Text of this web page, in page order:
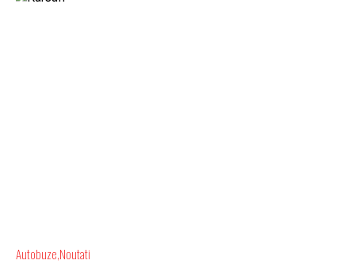
Autobuze Noutati